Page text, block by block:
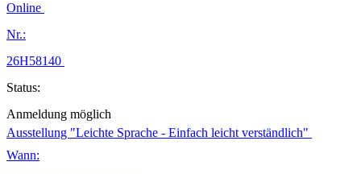
Online
Nr.:
26H58140
Status:
Anmeldung möglich
Ausstellung "Leichte Sprache - Einfach leicht verständlich"
Wann: